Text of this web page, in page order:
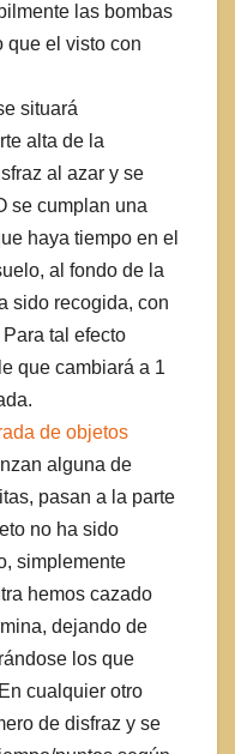
las bombas
que el visto con
situará
alta de la
al azar y se
se cumplan una
haya tiempo en el
al fondo de la
sido recogida, con
tal efecto
que cambiará a 1
alguna de
pasan a la parte
no ha sido
simplemente
hemos cazado
dejando de
los que
cualquier otro
de disfraz y se